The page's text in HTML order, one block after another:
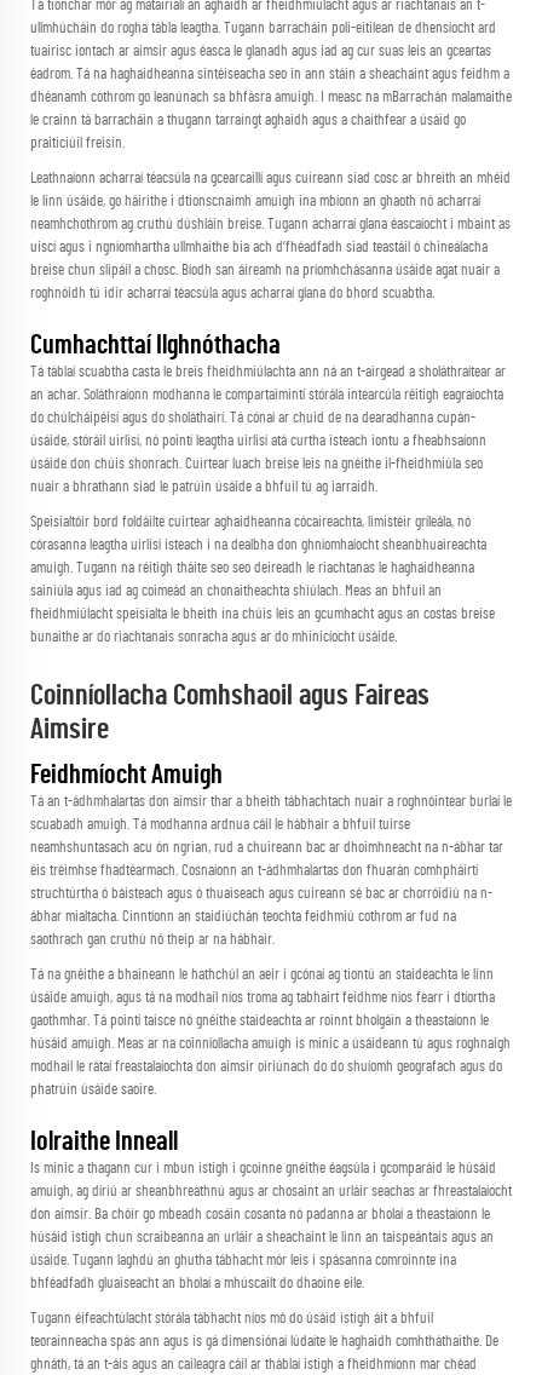
Tá tionchar mór ag matairialí an aghaidh ar fheidhmiúlacht agus ar riachtanais an t-
ullmhúcháin do rogha tábla leagtha. Tugann barracháin poli-eitilean de dhensíocht ard
tuairisc iontach ar aimsir agus éasca le glanadh agus iad ag cur suas leis an gceartas
éadrom. Tá na haghaidheanna sintéiseacha seo in ann stáin a sheachaint agus feidhm a
dhéanamh cothrom go leanúnach sa bhfásra amuigh. I measc na mBarrachán malamaithe
le crainn tá barracháin a thugann tarraingt aghaidh agus a chaithfear a úsáid go
praiticiúil freisin.
Leathnaíonn acharraí téacsúla na gcearcaillí agus cuireann siad cosc ar bhreith an mhéid
le linn úsáide, go háirithe i dtionscnaimh amuigh ina mbíonn an ghaoth nó acharraí
neamhchothrom ag cruthú dúshláin breise. Tugann acharraí glana éascaíocht i mbaint as
uiscí agus i ngníomhartha ullmhaithe bia ach d’fhéadfadh siad teastáil ó chineálacha
breise chun slipáil a chosc. Bíodh san áireamh na príomhchásanna úsáide agat nuair a
roghnóidh tú idir acharraí téacsúla agus acharraí glana do bhord scuabtha.
Cumhachttaí Ilghnóthacha
Tá táblaí scuabtha casta le breis fheidhmiúlachta ann ná an t-airgead a sholáthraítear ar
an achar. Soláthraíonn modhanna le compartaimintí stórála intearcúla réitigh eagraíochta
do chúlcháipéisí agus do sholáthairí. Tá cónaí ar chuid de na dearadhanna cupán-
úsáide, stóráil uirlisí, nó pointí leagtha uirlisí atá curtha isteach iontu a fheabhsaíonn
úsáide don chúis shonrach. Cuirtear luach breise leis na gnéithe il-fheidhmiúla seo
nuair a bhrathann siad le patrúin úsáide a bhfuil tú ag iarraidh.
Speisialtóir bord foldáilte cuirtear aghaidheanna cócaireachta, limistéir gríleála, nó
córasanna leagtha uirlisí isteach i na dealbha don ghníomhaíocht sheanbhuaireachta
amuigh. Tugann na réitigh tháite seo seo deireadh le riachtanas le haghaidheanna
sainiúla agus iad ag coimeád an chonaitheachta shiúlach. Meas an bhfuil an
fheidhmiúlacht speisialta le bheith ina chúis leis an gcumhacht agus an costas breise
bunaithe ar do riachtanais sonracha agus ar do mhinicíocht úsáide.
Coinníollacha Comhshaoil agus Faireas
Aimsire
Feidhmíocht Amuigh
Tá an t-ádhmhalartas don aimsir thar a bheith tábhachtach nuair a roghnóintear burlaí le
scuabadh amuigh. Tá modhanna ardnua cáil le hábhair a bhfuil tuirse
neamhshuntasach acu ón ngrian, rud a chuireann bac ar dhoimhneacht na n-ábhar tar
éis tréimhse fhadtéarmach. Cosnaíonn an t-ádhmhalartas don fhuarán comhpháirtí
struchtúrtha ó báisteach agus ó thuaiseach agus cuireann sé bac ar chorróidiú na n-
ábhar mialtacha. Cinntíonn an staidiúchán teochta feidhmiú cothrom ar fud na
saothrach gan cruthú nó theip ar na hábhair.
Tá na gnéithe a bhaineann le hathchúl an aeir i gcónaí ag tiontú an staideachta le linn
úsáide amuigh, agus tá na modhail níos troma ag tabhairt feidhme níos fearr i dtíortha
gaothmhar. Tá pointí taisce nó gnéithe staideachta ar roinnt bholgáin a theastaíonn le
húsáid amuigh. Meas ar na coinníollacha amuigh is minic a úsáideann tú agus roghnaigh
modhail le rátaí freastalaíochta don aimsir oiriúnach do do shuíomh geografach agus do
phatrúin úsáide saoire.
Iolraithe Inneall
Is minic a thagann cur i mbun istigh i gcoinne gnéithe éagsúla i gcomparáid le húsáid
amuigh, ag díriú ar sheanbhreathnú agus ar chosaint an urláir seachas ar fhreastalaíocht
don aimsir. Ba chóir go mbeadh cosáin cosanta nó padanna ar bholaí a theastaíonn le
húsáid istigh chun scraibeanna an urláir a sheachaint le linn an taispeántais agus an
úsáide. Tugann laghdú an ghutha tábhacht mór leis i spásanna comroinnte ina
bhféadfadh gluaiseacht an bholaí a mhúscailt do dhaoine eile.
Tugann éifeachtúlacht stórála tábhacht níos mó do úsáid istigh áit a bhfuil
teorainneacha spás ann agus is gá dimensiónaí lúdaíte le haghaidh comhtháthaithe. De
ghnáth, tá an t-áis agus an caileagra cáil ar tháblaí istigh a fheidhmíonn mar chéad